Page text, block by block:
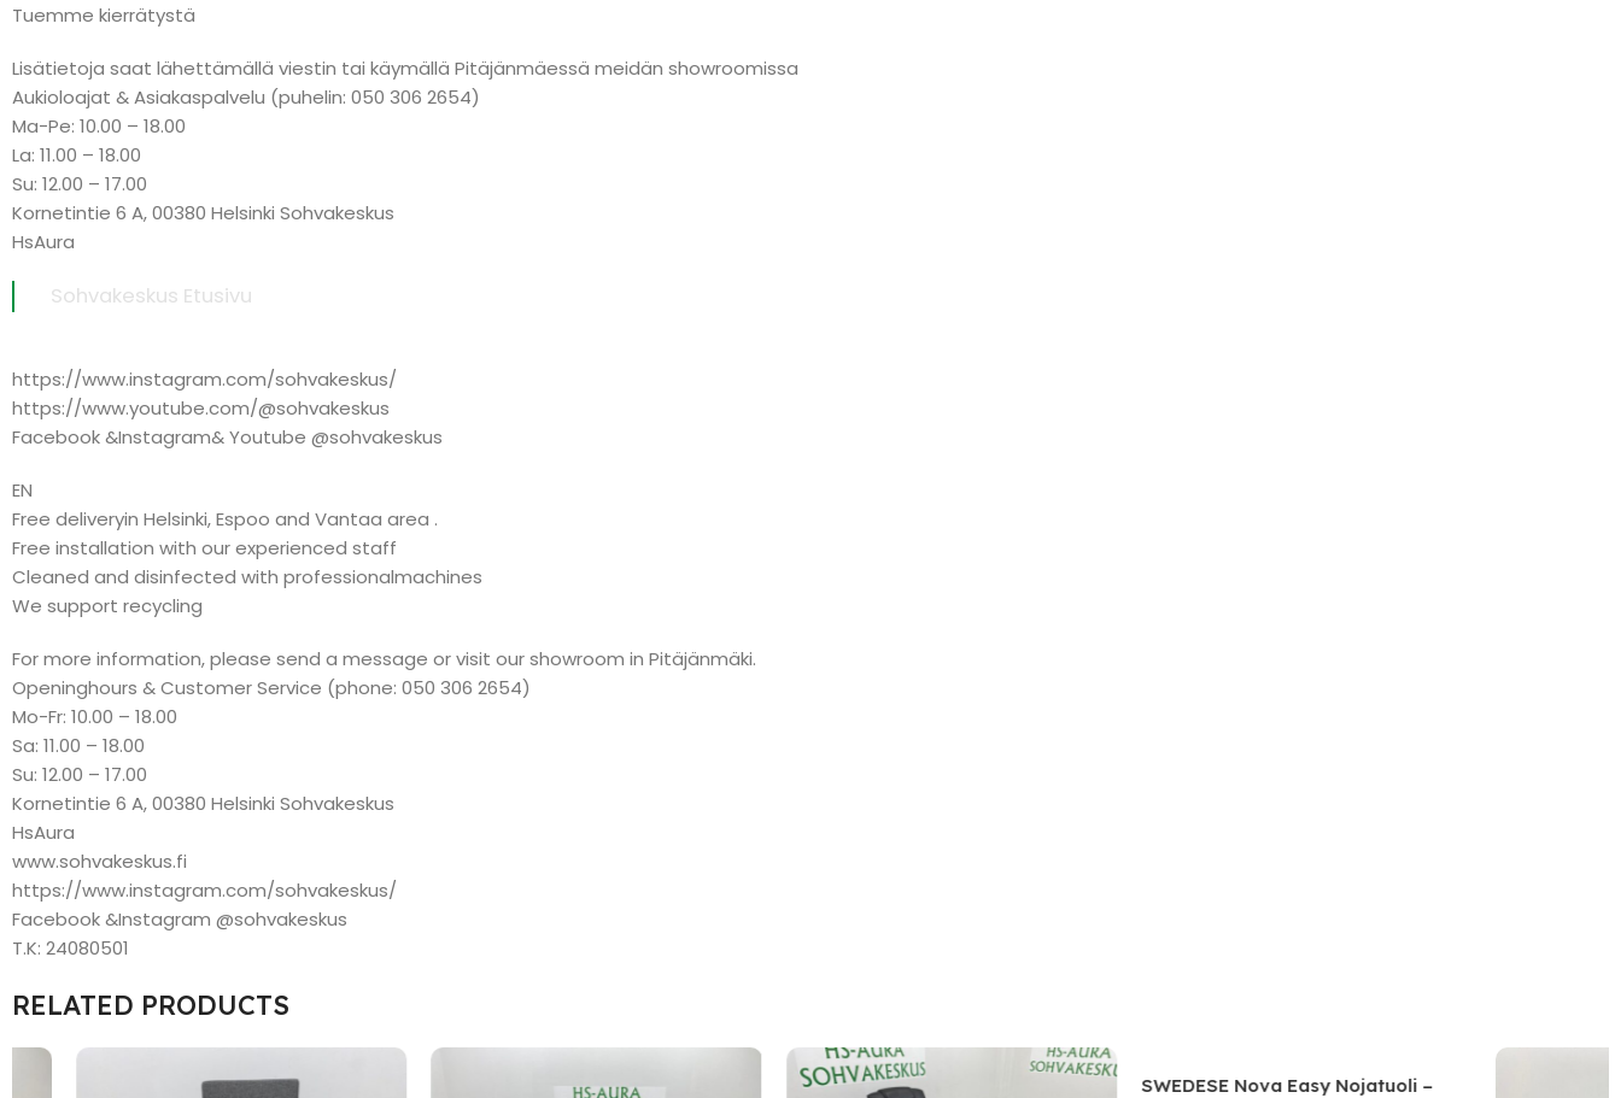
Tuemme kierrätystä
Lisätietoja saat lähettämällä viestin tai käymällä Pitäjänmäessä meidän showroomissa
Aukioloajat & Asiakaspalvelu (puhelin: 050 306 2654)
Ma-Pe: 10.00 – 18.00
La: 11.00 – 18.00
Su: 12.00 – 17.00
Kornetintie 6 A, 00380 Helsinki Sohvakeskus
HsAura
Sohvakeskus Etusivu
https://www.instagram.com/sohvakeskus/
https://www.youtube.com/@sohvakeskus
Facebook &Instagram& Youtube @sohvakeskus
EN
Free deliveryin Helsinki, Espoo and Vantaa area .
Free installation with our experienced staff
Cleaned and disinfected with professionalmachines
We support recycling
For more information, please send a message or visit our showroom in Pitäjänmäki.
Openinghours & Customer Service (phone: 050 306 2654)
Mo-Fr: 10.00 – 18.00
Sa: 11.00 – 18.00
Su: 12.00 – 17.00
Kornetintie 6 A, 00380 Helsinki Sohvakeskus
HsAura
www.sohvakeskus.fi
https://www.instagram.com/sohvakeskus/
Facebook &Instagram @sohvakeskus
T.K: 24080501
RELATED PRODUCTS
SWEDESE Nova Easy Nojatuoli –